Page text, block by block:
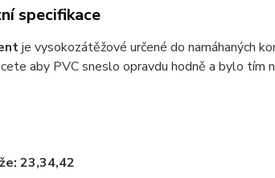
specifikace
je vysokozátěžové určené do namáhaných
aby PVC sneslo opravdu hodně a bylo tím
23,34,42